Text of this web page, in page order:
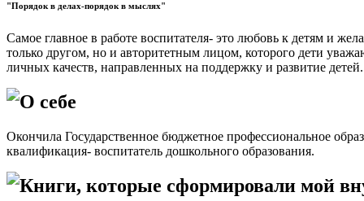
"Порядок в делах-порядок в мыслях"
Самое главное в работе воспитателя- это любовь к детям и
только другом, но и авторитетным лицом, которого дети
личных качеств, направленных на поддержку и развитие детей.
О себе
Окончила Государственное бюджетное профессиональное
квалификация- воспитатель дошкольного образования.
Книги, которые сформировали мой